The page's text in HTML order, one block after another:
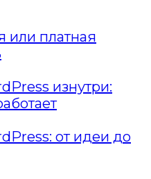
или платная
изнутри:
от идеи до